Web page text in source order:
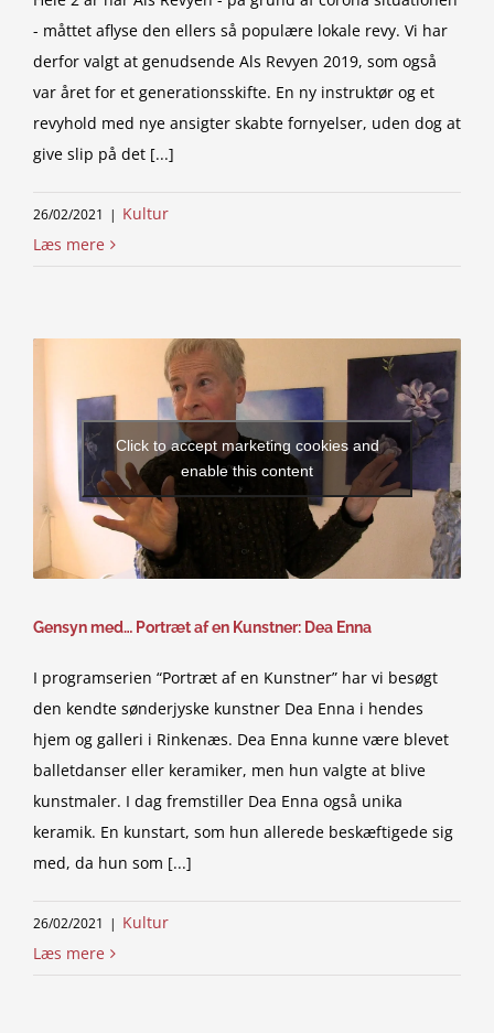
- måttet aflyse den ellers så populære lokale revy. Vi har
derfor valgt at genudsende Als Revyen 2019, som også
var året for et generationsskifte. En ny instruktør og et
revyhold med nye ansigter skabte fornyelser, uden dog at
give slip på det [...]
26/02/2021 | Kultur
Læs mere
Click to accept marketing cookies and
enable this content
Gensyn med… Portræt af en Kunstner: Dea Enna
I programserien “Portræt af en Kunstner” har vi besøgt
den kendte sønderjyske kunstner Dea Enna i hendes
hjem og galleri i Rinkenæs. Dea Enna kunne være blevet
balletdanser eller keramiker, men hun valgte at blive
kunstmaler. I dag fremstiller Dea Enna også unika
keramik. En kunstart, som hun allerede beskæftigede sig
med, da hun som [...]
26/02/2021 | Kultur
Læs mere